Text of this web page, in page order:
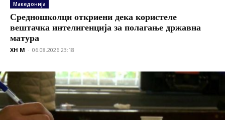
Македонија
Средношколци откриени дека користеле
вештачка интелигенција за полагање државна
матура
XH M - 06.08.2026 23:18